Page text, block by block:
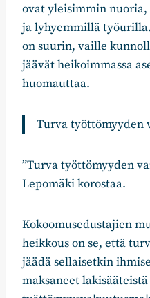
ovat yleisimmin
ja lyhyemmillä
on suurin, vaille
jäävät heikoimmassa
huomauttaa.
Turva työttömyyden
”Turva työttömyyden
Lepomäki korostaa.
Kokoomusedustajien
heikkous on se, että
jäädä sellaisetkin
maksaneet lakisääteistä